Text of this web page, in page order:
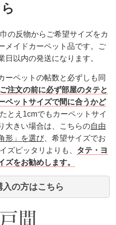
ら
の反物からご希望サイズをカ
メイドカーペット品です。ご
日以内の発送になります。
ーペットの帖数と必ずしも同
ご注文の前に必ず部屋のタテと
ペットサイズで間に合うかど
たとえ1cmでもカーペットサイ
大きい場合は、こちらの自由
形」を選び、希望サイズでお
ズピッタリよりも、 タテ・ヨ
ズをお勧めします。
の方はこちら